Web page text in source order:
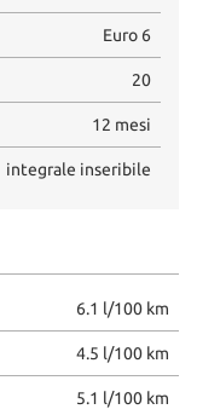
Euro 6
20
12 mesi
integrale inseribile
6.1 l/100 km
4.5 l/100 km
5.1 l/100 km